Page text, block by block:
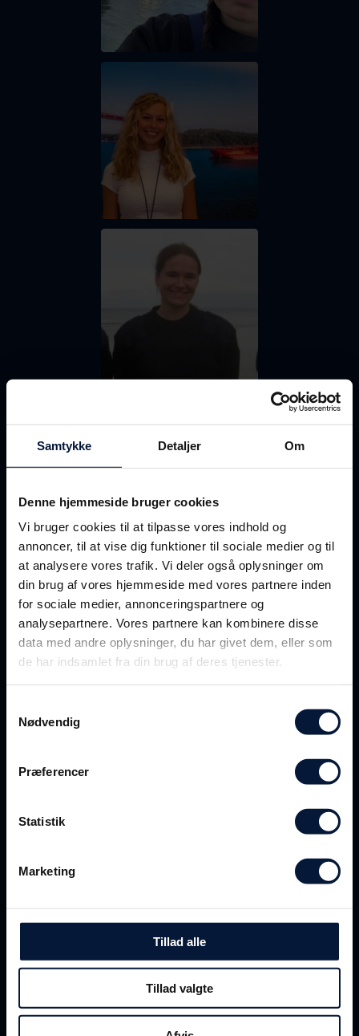
Samtykke Detaljer Om
Denne hjemmeside bruger cookies
Vi bruger cookies til at tilpasse vores indhold og
annoncer, til at vise dig funktioner til sociale medier og til
at analysere vores trafik. Vi deler også oplysninger om
din brug af vores hjemmeside med vores partnere inden
for sociale medier, annonceringspartnere og
analysepartnere. Vores partnere kan kombinere disse
data med andre oplysninger, du har givet dem, eller som
de har indsamlet fra din brug af deres tjenester.
Nødvendig
Præferencer
Statistik
Marketing
Tillad alle
Tillad valgte
Mød de seje unge mennesker i den
de har valgt en maritim karriere.
Læs bl.a. om Emma som har valgt
at uddanne sig til maskinmester
og Ingrid Marie som er
civilingeniør og Ph.d.-studerende
på Danmarks Tekniske Universitet
JOIN THE CLUB
Få allenyhederog
invitationertil
events i Det Blå